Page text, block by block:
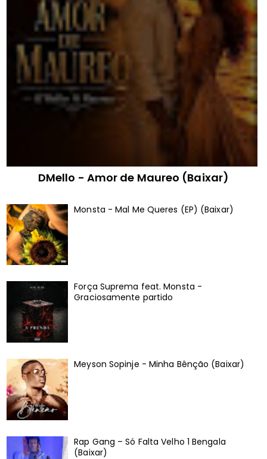
DMello - Amor de Maureo (Baixar)
Monsta - Mal Me Queres (EP) (Baixar)
Força Suprema feat. Monsta -
Graciosamente partido
Meyson Sopinje - Minha Bênção (Baixar)
Rap Gang – Só Falta Velho 1 Bengala
(Baixar)